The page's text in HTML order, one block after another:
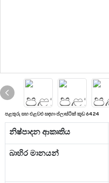
පළතුරු සහ එළවළු සඳහා ප්ලාස්ටික් කූඩ 6424
නිෂ්පාදන ආකෘතිය
බාහිර මානයන්